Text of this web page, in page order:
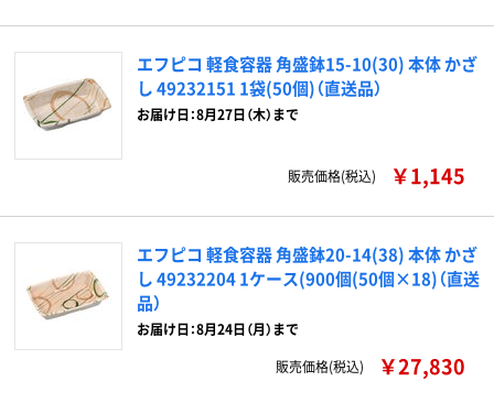
エフピコ 軽食容器 角盛鉢15-10(30) 本体 かざ
し 49232151 1袋(50個)（直送品）
お届け日：8月27日（木）まで
販売価格(税込) ￥1,145
エフピコ 軽食容器 角盛鉢20-14(38) 本体 かざ
し 49232204 1ケース(900個(50個×18)（直送
品）
お届け日：8月24日（月）まで
販売価格(税込)
￥27,830